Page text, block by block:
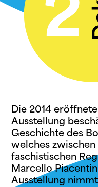
Die 2014
Ausstellung
Geschichte des
welches zwischen
faschistischen
Marcello
Ausstellung